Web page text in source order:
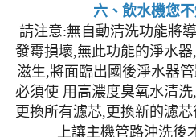
六、飲水機您
請注意:無自動清洗功能將
發霉損壞,無此功能的淨水
滋生,將面臨出國後淨水器
必須使 用高濃度臭氧水清洗
更換所有濾芯,更換新的濾
上讓主機管路沖洗後